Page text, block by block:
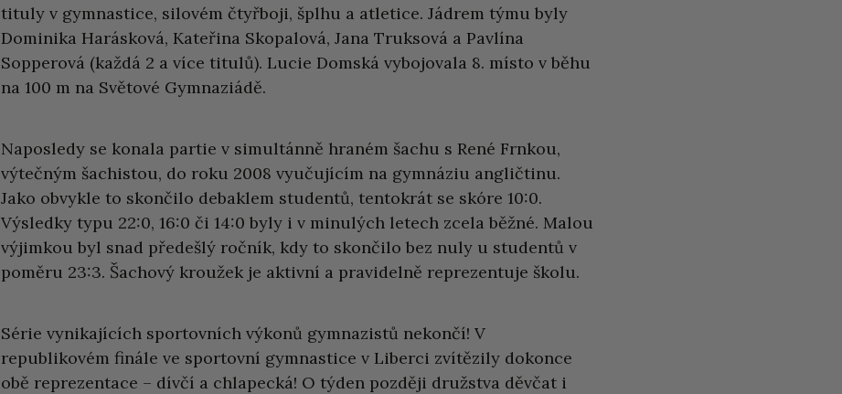
tituly v gymnastice, silovém čtyřboji, šplhu a atletice. Jádrem týmu byly
Dominika Harásková, Kateřina Skopalová, Jana Truksová a Pavlína
Sopperová (každá 2 a více titulů). Lucie Domská vybojovala 8. místo v běhu
na 100 m na Světové Gymnaziádě.
Naposledy se konala partie v simultánně hraném šachu s René Frnkou,
výtečným šachistou, do roku 2008 vyučujícím na gymnáziu angličtinu.
Jako obvykle to skončilo debaklem studentů, tentokrát se skóre 10:0.
Výsledky typu 22:0, 16:0 či 14:0 byly i v minulých letech zcela běžné. Malou
výjimkou byl snad předešlý ročník, kdy to skončilo bez nuly u studentů v
poměru 23:3. Šachový kroužek je aktivní a pravidelně reprezentuje školu.
Série vynikajících sportovních výkonů gymnazistů nekončí! V
republikovém finále ve sportovní gymnastice v Liberci zvítězily dokonce
obě reprezentace – dívčí a chlapecká! O týden později družstva děvčat i